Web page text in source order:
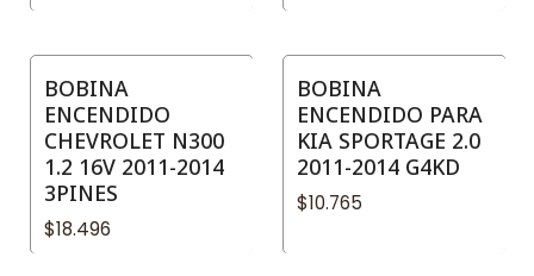
BOBINA
ENCENDIDO
CHEVROLET N300
1.2 16V 2011-2014
3PINES
$18.496
No disponible
BOBINA
ENCENDIDO PARA
KIA SPORTAGE 2.0
2011-2014 G4KD
$10.765